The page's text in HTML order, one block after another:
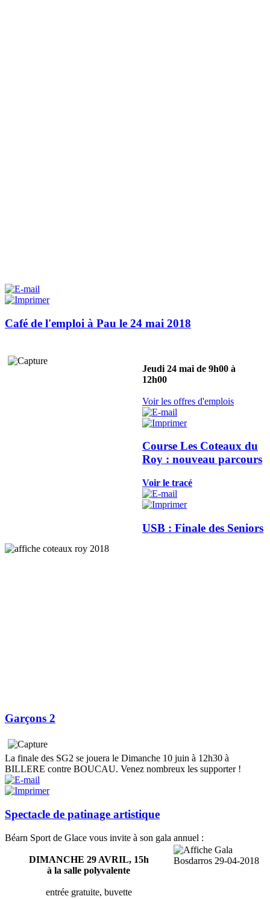
Café de l'emploi à Pau le 24 mai 2018
Jeudi 24 mai de 9h00 à
12h00
Voir les offres d'emplois
Course Les Coteaux du
Roy : nouveau parcours
Voir le tracé
USB : Finale des Seniors
Garçons 2
La finale des SG2 se jouera le Dimanche 10 juin à 12h30 à
BILLERE contre BOUCAU. Venez nombreux les supporter !
Spectacle de patinage artistique
Béarn Sport de Glace vous invite à son gala annuel :
DIMANCHE 29 AVRIL, 15h
à la salle polyvalente
entrée gratuite, buvette